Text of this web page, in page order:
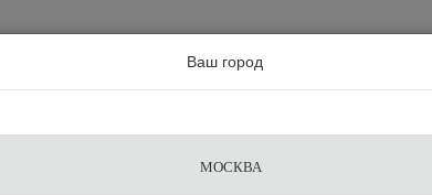
средства
Ваш город
МОСКВА